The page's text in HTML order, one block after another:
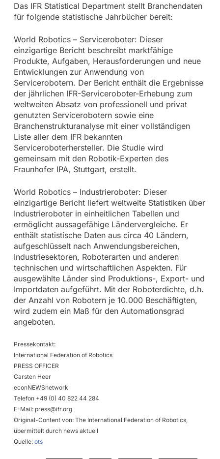
Das IFR Statistical Department stellt Branchendaten
für folgende statistische Jahrbücher bereit:
World Robotics – Serviceroboter: Dieser
einzigartige Bericht beschreibt marktfähige
Produkte, Aufgaben, Herausforderungen und neue
Entwicklungen zur Anwendung von
Servicerobotern. Der Bericht enthält die Ergebnisse
der jährlichen IFR-Serviceroboter-Erhebung zum
weltweiten Absatz von professionell und privat
genutzten Servicerobotern sowie eine
Branchenstrukturanalyse mit einer vollständigen
Liste aller dem IFR bekannten
Serviceroboterhersteller. Die Studie wird
gemeinsam mit den Robotik-Experten des
Fraunhofer IPA, Stuttgart, erstellt.
World Robotics – Industrieroboter: Dieser
einzigartige Bericht liefert weltweite Statistiken über
Industrieroboter in einheitlichen Tabellen und
ermöglicht aussagefähige Ländervergleiche. Er
enthält statistische Daten aus circa 40 Ländern,
aufgeschlüsselt nach Anwendungsbereichen,
Industriesektoren, Roboterarten und anderen
technischen und wirtschaftlichen Aspekten. Für
ausgewählte Länder sind Produktions-, Export- und
Importdaten aufgeführt. Mit der Roboterdichte, d.h.
der Anzahl von Robotern je 10.000 Beschäftigten,
wird zudem ein Maß für den Automationsgrad
angeboten.
Pressekontakt:
International Federation of Robotics
PRESS OFFICER
Carsten Heer
econNEWSnetwork
Telefon +49 (0) 40 822 44 284
E-Mail: press@ifr.org
Original-Content von: The International Federation of Robotics,
übermittelt durch news aktuell
Quelle: ots